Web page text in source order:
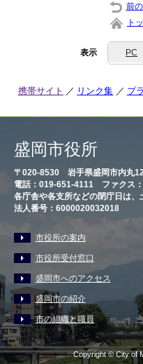
前
ト
表示 PC
携帯サイト リンク集 プ
盛岡市役所
〒020-8530 岩手県盛岡市内丸
電話：019-651-4111 ファクス
各庁舎や各支所などの閉庁日は、
法人番号：6000020032018
市役所の案内
市役所受付窓口
盛岡市へのアクセス
盛岡市の紹介
市の組織と職員
Copyright © City of